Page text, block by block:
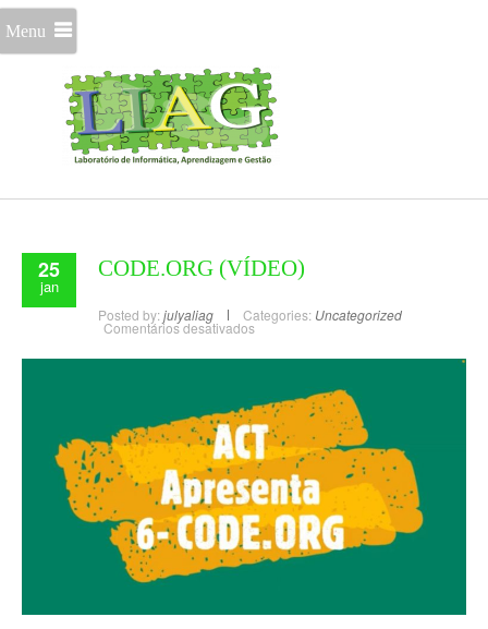
Menu
25
jan
CODE.ORG (VÍDEO)
Posted by: julyaliag Categories: Uncategorized
Comentários desativados